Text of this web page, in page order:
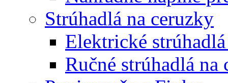
Strúhadlá na ceruzky
Elektrické
Ručné strúhadlá na